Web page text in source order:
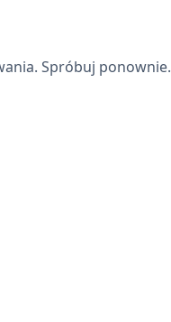
Spróbuj ponownie.